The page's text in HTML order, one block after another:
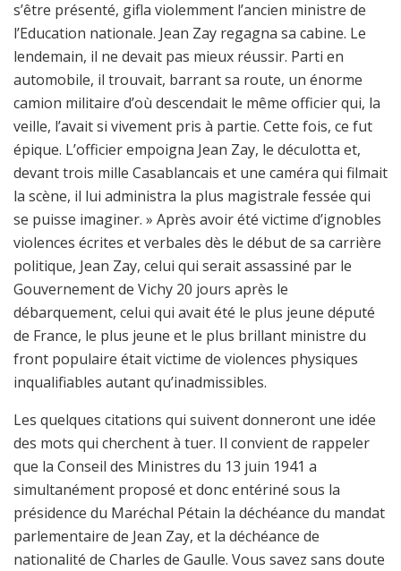
s’être présenté, gifla violemment l’ancien ministre de
l’Education nationale. Jean Zay regagna sa cabine. Le
lendemain, il ne devait pas mieux réussir. Parti en
automobile, il trouvait, barrant sa route, un énorme
camion militaire d’où descendait le même officier qui, la
veille, l’avait si vivement pris à partie. Cette fois, ce fut
épique. L’officier empoigna Jean Zay, le déculotta et,
devant trois mille Casablancais et une caméra qui filmait
la scène, il lui administra la plus magistrale fessée qui
se puisse imaginer. » Après avoir été victime d’ignobles
violences écrites et verbales dès le début de sa carrière
politique, Jean Zay, celui qui serait assassiné par le
Gouvernement de Vichy 20 jours après le
débarquement, celui qui avait été le plus jeune député
de France, le plus jeune et le plus brillant ministre du
front populaire était victime de violences physiques
inqualifiables autant qu’inadmissibles.
Les quelques citations qui suivent donneront une idée
des mots qui cherchent à tuer. Il convient de rappeler
que la Conseil des Ministres du 13 juin 1941 a
simultanément proposé et donc entériné sous la
présidence du Maréchal Pétain la déchéance du mandat
parlementaire de Jean Zay, et la déchéance de
nationalité de Charles de Gaulle. Vous savez sans doute